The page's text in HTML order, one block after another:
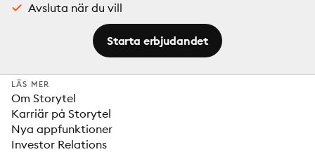
Avsluta när du vill
Starta erbjudandet
LÄS MER
Om Storytel
Karriär på Storytel
Nya appfunktioner
Investor Relations